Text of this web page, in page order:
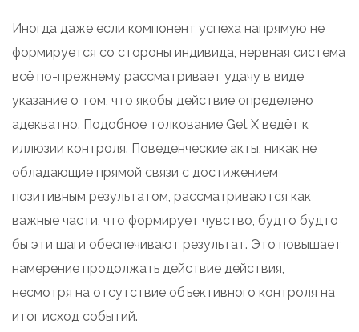
Иногда даже если компонент успеха напрямую не
формируется со стороны индивида, нервная система
всё по-прежнему рассматривает удачу в виде
указание о том, что якобы действие определено
адекватно. Подобное толкование Get X ведёт к
иллюзии контроля. Поведенческие акты, никак не
обладающие прямой связи с достижением
позитивным результатом, рассматриваются как
важные части, что формирует чувство, будто будто
бы эти шаги обеспечивают результат. Это повышает
намерение продолжать действие действия,
несмотря на отсутствие объективного контроля на
итог исход событий.